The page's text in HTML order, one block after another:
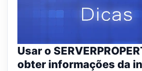
Usar o
obter informações da